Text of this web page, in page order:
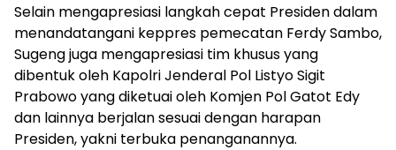
Selain mengapresiasi langkah cepat Presiden dalam
menandatangani keppres pemecatan Ferdy Sambo,
Sugeng juga mengapresiasi tim khusus yang
dibentuk oleh Kapolri Jenderal Pol Listyo Sigit
Prabowo yang diketuai oleh Komjen Pol Gatot Edy
dan lainnya berjalan sesuai dengan harapan
Presiden, yakni terbuka penanganannya.